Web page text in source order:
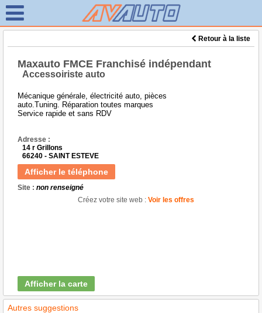
Retour à la liste
Maxauto FMCE Franchisé indépendant
Accessoiriste auto
Mécanique générale, électricité auto, pièces
auto.Tuning. Réparation toutes marques
Service rapide et sans RDV
Adresse :
14 r Grillons
66240 - SAINT ESTEVE
Afficher le téléphone
Site : non renseigné
Créez votre site web : Voir les offres
Afficher la carte
Autres suggestions